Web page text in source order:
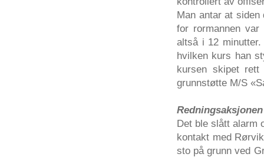
Man antar at
for rormannen
altså i 12
hvilken kurs han
kursen skipet
grunnstøtte M/S
Redningsaksjonen
Det ble slått alarm
kontakt med
sto på grunn ved